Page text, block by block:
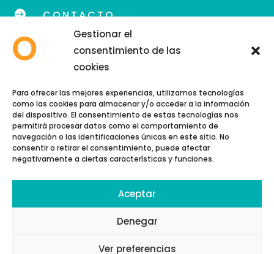
Gestionar el
consentimiento de las
cookies
Para ofrecer las mejores experiencias, utilizamos tecnologías
como las cookies para almacenar y/o acceder a la información
del dispositivo. El consentimiento de estas tecnologías nos
permitirá procesar datos como el comportamiento de
navegación o las identificaciones únicas en este sitio. No
consentir o retirar el consentimiento, puede afectar
negativamente a ciertas características y funciones.
Aceptar
Denegar
Ver preferencias
 CONTACTO
Teléfono: 958 89 48 54
Copyright © 2026 | EOI GRANADA
Política de cookies
Aviso Legal